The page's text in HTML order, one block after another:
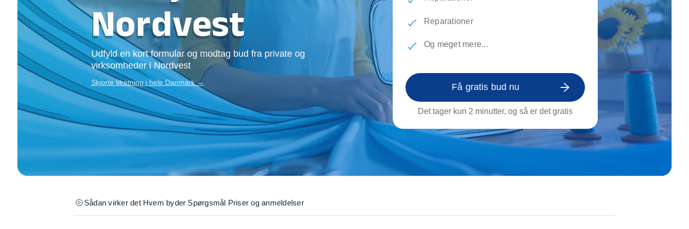
Opsætning af skillevæg
Tømrer
Transport af genstande
Tunge løft
TV installation og opsætning
Underholdning
VVS
Se alle...
Nordvest
Udfyld en kort formular og modtag bud fra private og
virksomheder i Nordvest
Skjorte tilretning i hele Danmark →
Reparationer
Og meget mere...
Få gratis bud nu
Det tager kun 2 minutter, og så er det gratis
Sådan virker det Hvem byder Spørgsmål Priser og anmeldelser